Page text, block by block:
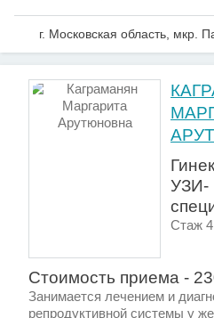
г. Московская область, мкр.
УЗИ-
Стаж 4
Стоимость приема -
Занимается лечением и
репродуктивной системы у